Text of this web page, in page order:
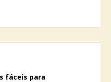
fáceis para